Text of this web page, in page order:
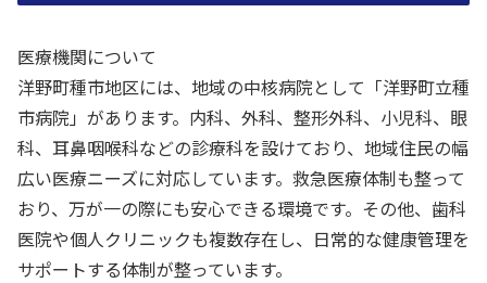
医療機関について
洋野町種市地区には、地域の中核病院として「洋野町立種
市病院」があります。内科、外科、整形外科、小児科、眼
科、耳鼻咽喉科などの診療科を設けており、地域住民の幅
広い医療ニーズに対応しています。救急医療体制も整って
おり、万が一の際にも安心できる環境です。その他、歯科
医院や個人クリニックも複数存在し、日常的な健康管理を
サポートする体制が整っています。